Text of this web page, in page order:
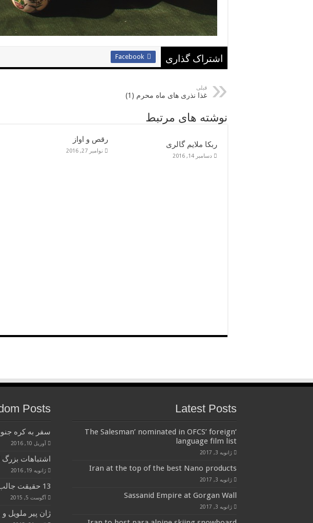
اشتراک گذاری Facebook
قبلی
غذا نذری های ماه محرم (1)
نوشته های مرتبط
ربکا ملایم گالری
دسامبر 14, 2016
رقص و اواز
نوامبر 27, 2016
Latest Posts
‘The Salesman’ nominated in OFCS’ foreign
language film list
ژانویه 3, 2017
Iran at the top of the best Nano products
ژانویه 3, 2017
Sassanid Empire at Gorgan Wall
ژانویه 3, 2017
Posts
سفر به کره
آوریل 10, 2016
اشتباهات
ژانویه 19, 2016
13 حقیقت جالب درباره ی چپ دست ها
آگوست 5, 2015
ژان پیر ملویل